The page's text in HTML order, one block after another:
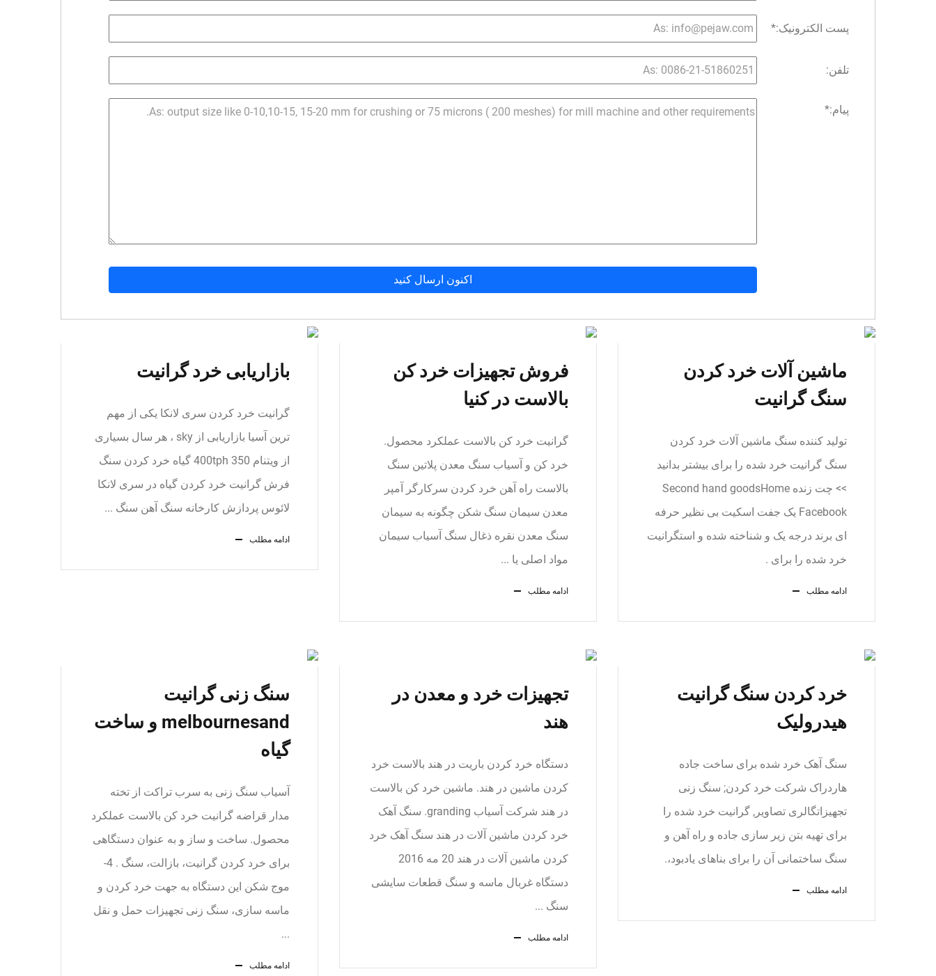
پست الکترونیک:*
تلفن:
پیام:*
ماشین آلات خرد کردن
سنگ گرانیت
تولید کننده سنگ ماشین آلات خرد کردن
سنگ گرانیت خرد شده را برای بیشتر بدانید
>> چت زنده Second hand goodsHome
Facebook یک جفت اسکیت بی نظیر حرفه
ای برند درجه یک و شناخته شده و استگرانیت
خرد شده را برای .
ادامه مطلب
فروش تجهیزات خرد کن
بالاست در کنیا
گرانیت خرد کن بالاست عملکرد محصول.
خرد کن و آسیاب سنگ معدن پلاتین سنگ
بالاست راه آهن خرد کردن سرکارگر آمپر
معدن سیمان سنگ شکن چگونه به سیمان
سنگ معدن نقره ذغال سنگ آسیاب سیمان
مواد اصلی یا ...
ادامه مطلب
بازاریابی خرد گرانیت
گرانیت خرد کردن سری لانکا یکی از مهم
ترین آسیا بازاریابی از sky ، هر سال بسیاری
از ویتنام 350 400tph گیاه خرد کردن سنگ
فرش گرانیت خرد کردن گیاه در سری لانکا
لائوس پردازش کارخانه سنگ آهن سنگ ...
ادامه مطلب
خرد کردن سنگ گرانیت
هیدرولیک
سنگ آهک خرد شده برای ساخت جاده
هاردراک شرکت خرد کردن; سنگ زنی
تجهیزاتگالری تصاویر, گرانیت خرد شده را
برای تهیه بتن زیر سازی جاده و راه آهن و
سنگ ساختمانی آن را برای بناهای یادبود،.
ادامه مطلب
تجهیزات خرد و معدن در
هند
دستگاه خرد کردن باریت در هند بالاست خرد
کردن ماشین در هند. ماشین خرد کن بالاست
در هند شرکت آسیاب granding. سنگ آهک
خرد کردن ماشین آلات در هند سنگ آهک خرد
کردن ماشین آلات در هند 20 مه 2016
دستگاه غربال ماسه و سنگ قطعات سایشی
سنگ ...
ادامه مطلب
سنگ زنی گرانیت
melbournesand و ساخت
گیاه
آسیاب سنگ زنی به سرب تراکت از تخته
مدار قراضه گرانیت خرد کن بالاست عملکرد
محصول. ساخت و ساز و به عنوان دستگاهی
برای خرد کردن گرانیت، بازالت، سنگ . 4-
موج شکن این دستگاه به جهت خرد کردن و
ماسه سازی، سنگ زنی تجهیزات حمل و نقل
...
ادامه مطلب